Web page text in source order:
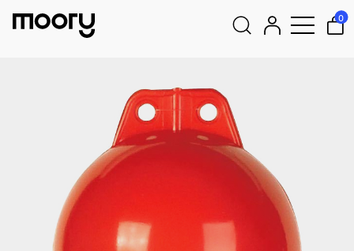
0
de marcação / flutuador de rede Dan-Fender B20BL, 20 cm,
Ø16 cm, vermelho